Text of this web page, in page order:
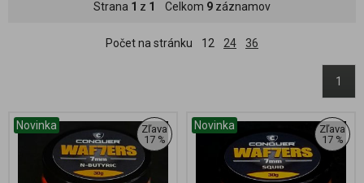
Strana 1 z 1 Celkom 9 záznamov
Počet na stránku 12 24 36
1
Novinka
Zľava
17 %
Novinka
Zľava
17 %